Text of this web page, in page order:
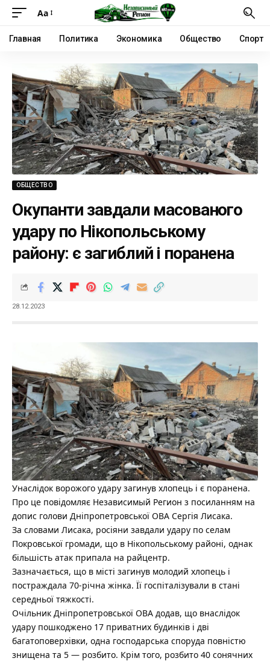
Аа
Главная Политика Экономика Общество Спорт
ОБЩЕСТВО
Окупанти завдали масованого
удару по Нікопольському
району: є загиблий і поранена
28.12.2023
Унаслідок ворожого удару загинув хлопець і є поранена.
Про це повідомляє Независимый Регион з посиланням на
допис голови Дніпропетровської ОВА Сергія Лисака.
За словами Лисака, росіяни завдали удару по селам
Покровської громади, що в Нікопольському районі, однак
більшість атак припала на райцентр.
Зазначається, що в місті загинув молодий хлопець і
постраждала 70-річна жінка. Її госпіталізували в стані
середньої тяжкості.
Очільник Дніпропетровської ОВА додав, що внаслідок
удару пошкоджено 17 приватних будинків і дві
багатоповерхівки, одна господарська споруда повністю
знищена та 5 — розбито. Крім того, розбито 40 сонячних